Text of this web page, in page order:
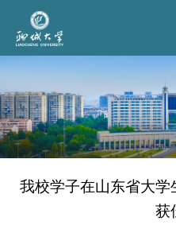
我校学子在山东省大
获